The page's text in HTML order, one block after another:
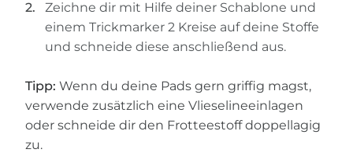
Zeichne dir mit Hilfe deiner Schablone und
einem Trickmarker 2 Kreise auf deine Stoffe
und schneide diese anschließend aus.
Tipp:Wenn du deine Pads gern griffig magst,
verwende zusätzlich eine Vlieselineeinlagen
oder schneide dir den Frotteestoff doppellagig
zu.